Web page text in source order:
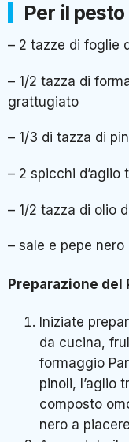
Per il
– 2 tazze di foglie
– 1/2 tazza di
grattugiato
– 1/3 di tazza di
– 2 spicchi d’aglio
– 1/2 tazza di olio
– sale e pepe nero
Preparazione del
Iniziate
da cucina,
formaggio
pinoli, l’aglio
composto
nero a